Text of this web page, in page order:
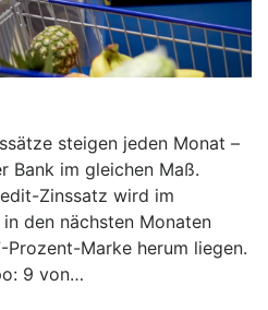
steigen jeden Monat –
Bank im gleichen Maß.
Zinssatz wird im
den nächsten Monaten
Marke herum liegen.
9 von…